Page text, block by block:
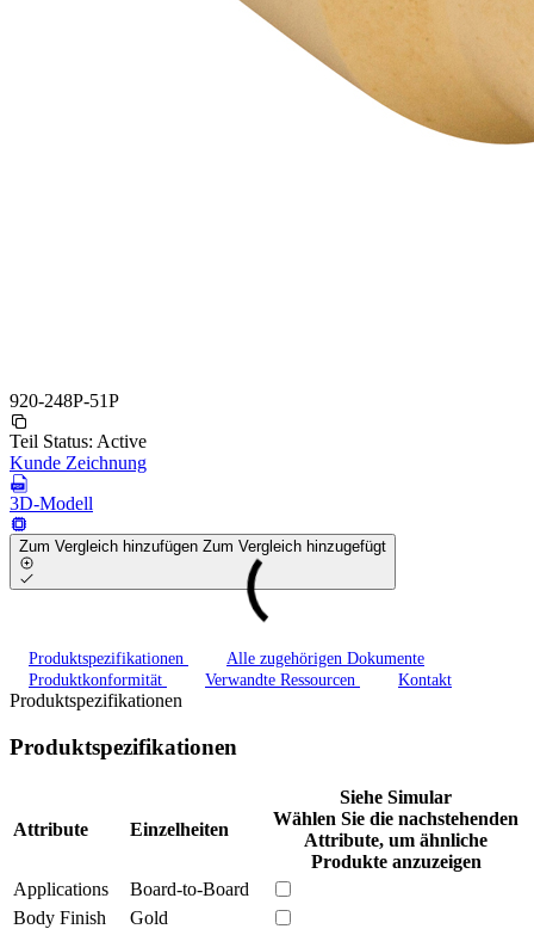
920-248P-51P
Teil Status: Active
Kunde Zeichnung
3D-Modell
Zum Vergleich hinzufügen Zum Vergleich hinzugefügt
Produktspezifikationen
Alle zugehörigen Dokumente
Produktkonformität
Verwandte Ressourcen Kontakt
Produktspezifikationen
Produktspezifikationen
Attribute Einzelheiten
Siehe Simular
Wählen Sie die nachstehenden
Attribute, um ähnliche
Produkte anzuzeigen
Applications
Board-to-Board
Body Finish
Gold